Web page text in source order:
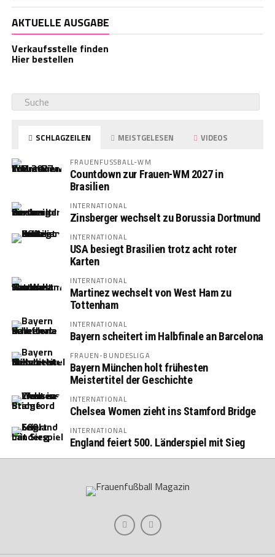
AKTUELLE AUSGABE
Verkaufsstelle finden
Hier bestellen
SCHLAGZEILEN MEISTGELESEN VIDEOS
FRAUENFUSSBALL-WM
Countdown zur Frauen-WM 2027 in
Brasilien
INTERNATIONAL
Zinsberger wechselt zu Borussia Dortmund
INTERNATIONAL
USA besiegt Brasilien trotz acht roter
Karten
INTERNATIONAL
Martinez wechselt von West Ham zu
Tottenham
INTERNATIONAL
Bayern scheitert im Halbfinale an Barcelona
FRAUEN-BUNDESLIGA
Bayern München holt frühesten
Meistertitel der Geschichte
INTERNATIONAL
Chelsea Women zieht ins Stamford Bridge
INTERNATIONAL
England feiert 500. Länderspiel mit Sieg